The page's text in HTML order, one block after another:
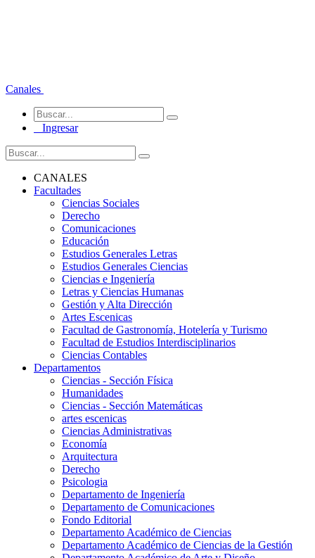
Canales
Ingresar
CANALES
Facultades
Ciencias Sociales
Derecho
Comunicaciones
Educación
Estudios Generales Letras
Estudios Generales Ciencias
Ciencias e Ingeniería
Letras y Ciencias Humanas
Gestión y Alta Dirección
Artes Escenicas
Facultad de Gastronomía, Hotelería y Turismo
Facultad de Estudios Interdisciplinarios
Ciencias Contables
Departamentos
Ciencias - Sección Física
Humanidades
Ciencias - Sección Matemáticas
artes escenicas
Ciencias Administrativas
Economía
Arquitectura
Derecho
Psicologia
Departamento de Ingeniería
Departamento de Comunicaciones
Fondo Editorial
Departamento Académico de Ciencias
Departamento Académico de Ciencias de la Gestión